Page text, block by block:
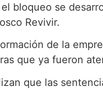
bloqueo se
Revivir.
de la
que ya fueron
que las